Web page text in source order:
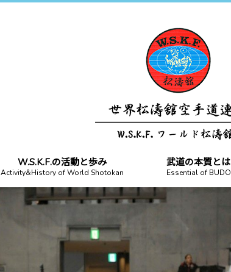
W.S.K.F.の活動と歩み
Activity&History of World Shotokan
武道の本質とは
Essential of BUDO